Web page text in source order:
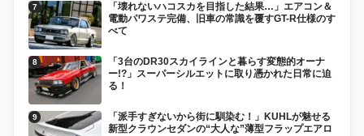
「壊れないハコスカを目指した結果…」エアコン＆
電動パワステ完備、旧車の常識を覆すGT-R仕様のす
べて
「3台のDR30スカイラインと暮らす変態的オーナ
ー!?」スーパーシルエットに取り憑かれた日常に迫
る！
「派手すぎないから街に馴染む！」KUHLが魅せる
新型クラウンセダンの“大人な”薄型フラップエアロ